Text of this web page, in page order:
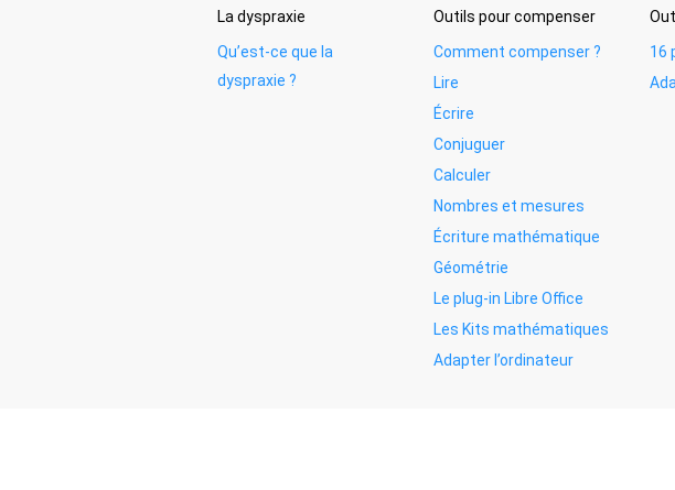
La dyspraxie
Qu’est-ce que la
dyspraxie ?
Outils pour compenser
Comment compenser ?
Lire
Écrire
Conjuguer
Calculer
Nombres et mesures
Écriture mathématique
Géométrie
Le plug-in Libre Office
Les Kits mathématiques
Adapter l’ordinateur
16